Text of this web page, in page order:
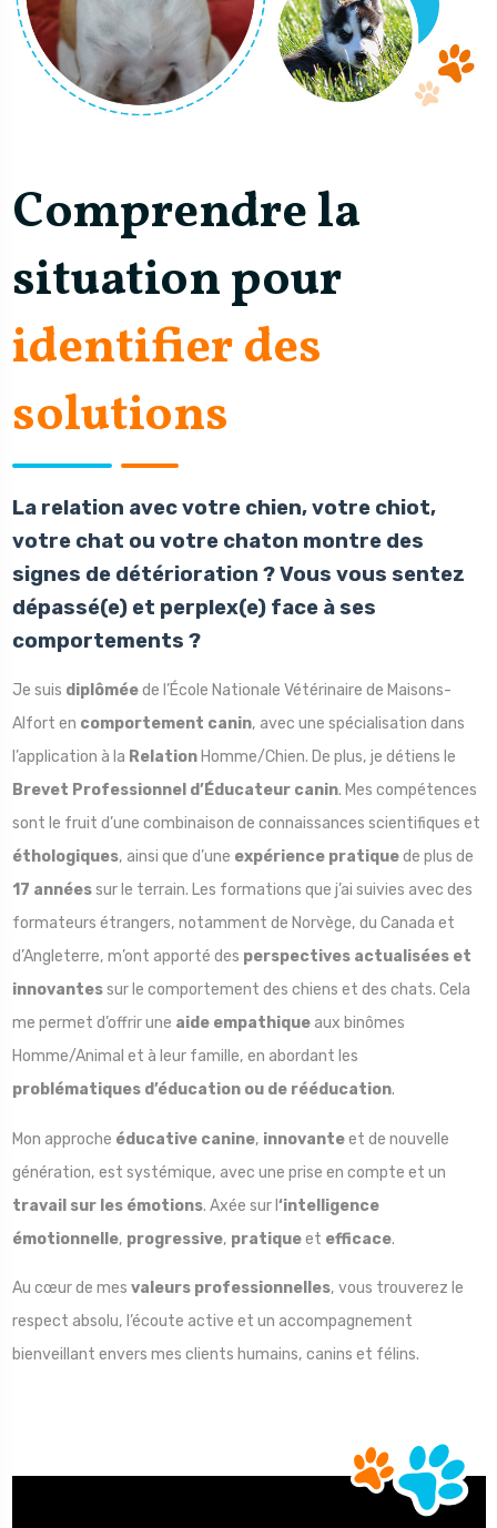
Comprendre la
situation pour
identifier des
solutions
La relation avecvotre chien,votre chiot,
votre chat ou votre chaton montre des
signes de détérioration ? Vous vous sentez
dépassé(e) et perplex(e) face à ses
comportements ?
Je suis diplôméede l’École Nationale Vétérinaire de Maisons-
Alfort en comportement canin, avec une spécialisation dans
l’application à la RelationHomme/Chien. De plus, je détiens le
Brevet Professionnel d’Éducateur canin. Mes compétences
sont le fruit d’une combinaison de connaissances scientifiques et
éthologiques, ainsi que d’une expérience pratiquede plus de
17 annéessur le terrain. Les formations que j’ai suivies avec des
formateurs étrangers, notamment de Norvège, du Canada et
d’Angleterre, m’ont apporté des perspectives actualisées et
innovantessur le comportement des chiens et des chats. Cela
me permet d’offrir une aide empathiqueaux binômes
Homme/Animal et à leur famille, en abordant les
problématiques d’éducation ou de rééducation.
Mon approche éducative canine, innovanteet de nouvelle
génération, est systémique, avec une prise en compte et un
travail sur les émotions. Axée sur l ‘intelligence
émotionnelle, progressive, pratiqueet efficace.
Au cœur de mes valeurs professionnelles, vous trouverez le
respect absolu, l’écoute active et un accompagnement
bienveillant envers mes clients humains, canins et félins.